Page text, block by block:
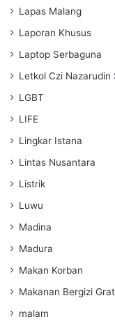
Lapas Malang
Laporan Khusus
Laptop Serbaguna
Letkol Czi Nazarudin
LGBT
LIFE
Lingkar Istana
Lintas Nusantara
Listrik
Luwu
Madina
Madura
Makan Korban
Makanan Bergizi
malam